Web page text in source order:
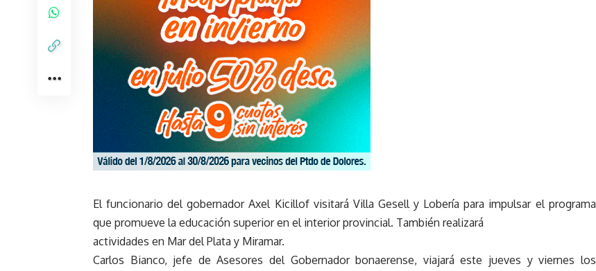
El funcionario del gobernador Axel Kicillof visitará Villa Gesell y Lobería para impulsar el programa
que promueve la educación superior en el interior provincial. También realizará
actividades en Mar del Plata y Miramar.
Carlos Bianco, jefe de Asesores del Gobernador bonaerense, viajará este jueves y viernes los